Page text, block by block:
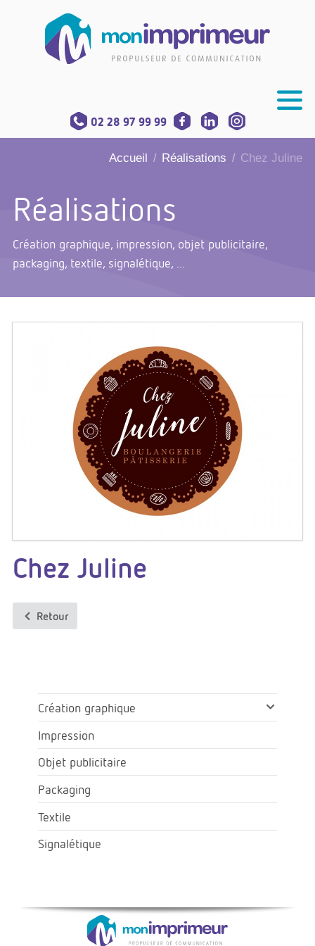
02 28 97 99 99
Accueil / Réalisations / Chez Juline
Réalisations
Création graphique, impression, objet publicitaire,
packaging, textile, signalétique, ...
Chez Juline
Retour
Création graphique
Impression
Objet publicitaire
Packaging
Textile
Signalétique